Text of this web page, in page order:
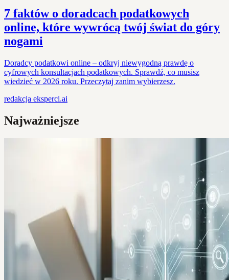
7 faktów o doradcach podatkowych
online, które wywrócą twój świat do góry
nogami
Doradcy podatkowi online – odkryj niewygodną prawdę o
cyfrowych konsultacjach podatkowych. Sprawdź, co musisz
wiedzieć w 2026 roku. Przeczytaj zanim wybierzesz.
redakcja eksperci.ai
Najważniejsze